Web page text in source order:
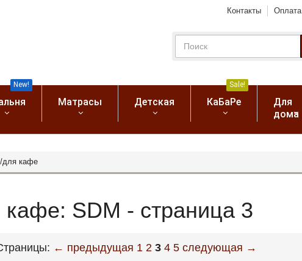
Контакты Оплата
New!
Матрасы Детская КаБаРе
Sale!
Для
дома
для кафе
SDM - страница 3
← предыдущая 1 2 3 4 5 следующая →